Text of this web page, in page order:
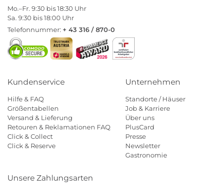
Mo.–Fr. 9:30 bis 18:30 Uhr
Sa. 9:30 bis 18:00 Uhr
Telefonnummer: + 43 316 / 870-0
Kundenservice
Hilfe & FAQ
Größentabellen
Versand & Lieferung
Retouren & Reklamationen FAQ
Click & Collect
Click & Reserve
Unternehmen
Standorte / Häuser
Job & Karriere
Über uns
PlusCard
Presse
Newsletter
Gastronomie
Unsere Zahlungsarten